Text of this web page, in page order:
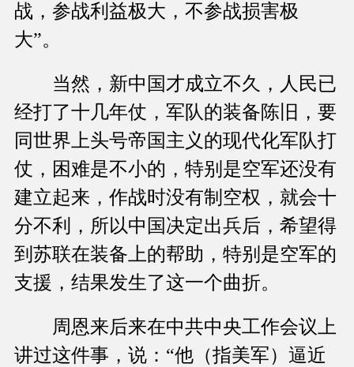
战，参战利益极大，不参战损害极
大”。
当然，新中国才成立不久，人民已
经打了十几年仗，军队的装备陈旧，要
同世界上头号帝国主义的现代化军队打
仗，困难是不小的，特别是空军还没有
建立起来，作战时没有制空权，就会十
分不利，所以中国决定出兵后，希望得
到苏联在装备上的帮助，特别是空军的
支援，结果发生了这一个曲折。
周恩来后来在中共中央工作会议上
讲过这件事，说：“他（指美军）逼近